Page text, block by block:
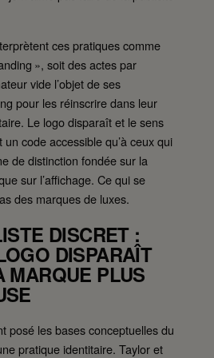
ces pratiques comme
», soit des actes par
vide l’objet de ses
pour les réinscrire dans leur
Le logo disparaît et le sens
code accessible qu’à ceux qui
de distinction fondée sur la
sur l’affichage. Ce qui se
des marques de luxes.
DISCRET :
DISPARAÎT
MARQUE PLUS
posé les bases conceptuelles du
pratique identitaire. Taylor et